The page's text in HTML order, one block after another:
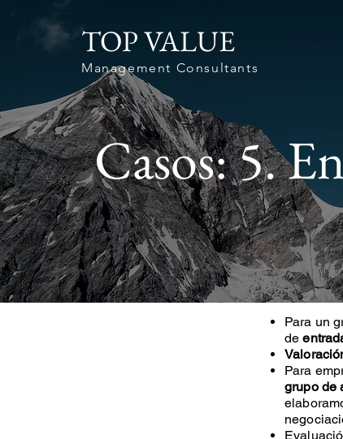
TOP VALUE
Management Consultants
Casos: 5.
Para un
de
Para
grupo de